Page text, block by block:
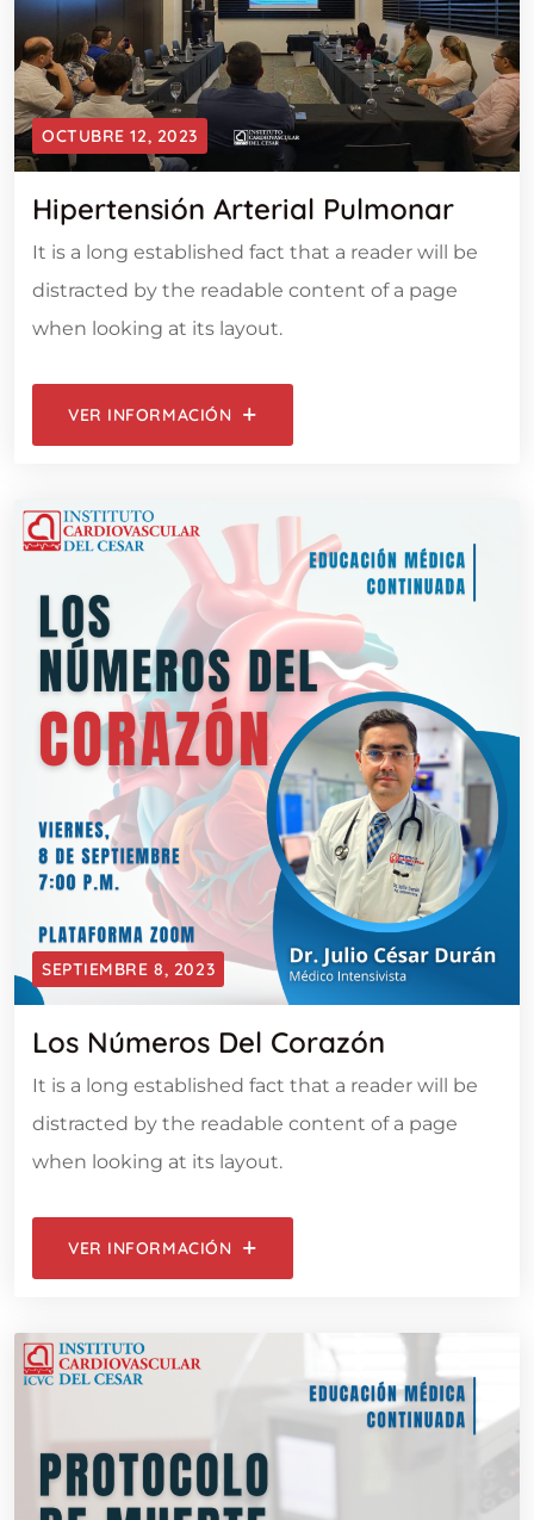
OCTUBRE 12, 2023
Hipertensión Arterial Pulmonar
It is a long established fact that a reader will be
distracted by the readable content of a page
when looking at its layout.
VER INFORMACIÓN
SEPTIEMBRE 8, 2023
Los Números Del Corazón
It is a long established fact that a reader will be
distracted by the readable content of a page
when looking at its layout.
VER INFORMACIÓN